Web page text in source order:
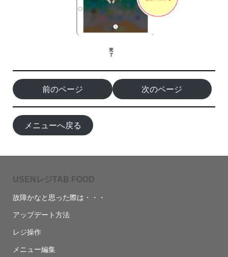
前のページ 次のページ
メニューへ戻る
USENレジTAB FOOD
故障かなと思った際は・・・
アップデート方法
レジ操作
メニュー編集